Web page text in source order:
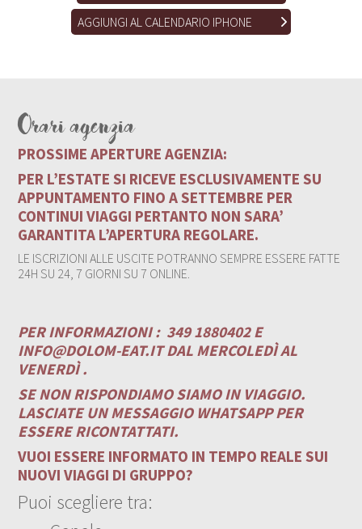
AGGIUNGI AL CALENDARIO IPHONE
Orari agenzia
PROSSIME APERTURE AGENZIA:
PER L’ESTATE SI RICEVE ESCLUSIVAMENTE SU
APPUNTAMENTO FINO A SETTEMBRE PER
CONTINUI VIAGGI PERTANTO NON SARA’
GARANTITA L’APERTURA REGOLARE.
LE ISCRIZIONI ALLE USCITE POTRANNO SEMPRE ESSERE FATTE
24H SU 24, 7 GIORNI SU 7 ONLINE.
PER INFORMAZIONI : 349 1880402 E
INFO@DOLOM-EAT.ITDAL MERCOLEDÌ AL
VENERDÌ .
SE NON RISPONDIAMO SIAMO IN VIAGGIO.
LASCIATE UN MESSAGGIO WHATSAPP PER
ESSERE RICONTATTATI.
VUOI ESSERE INFORMATO IN TEMPO REALE SUI
NUOVI VIAGGI DI GRUPPO?
Puoi scegliere tra: